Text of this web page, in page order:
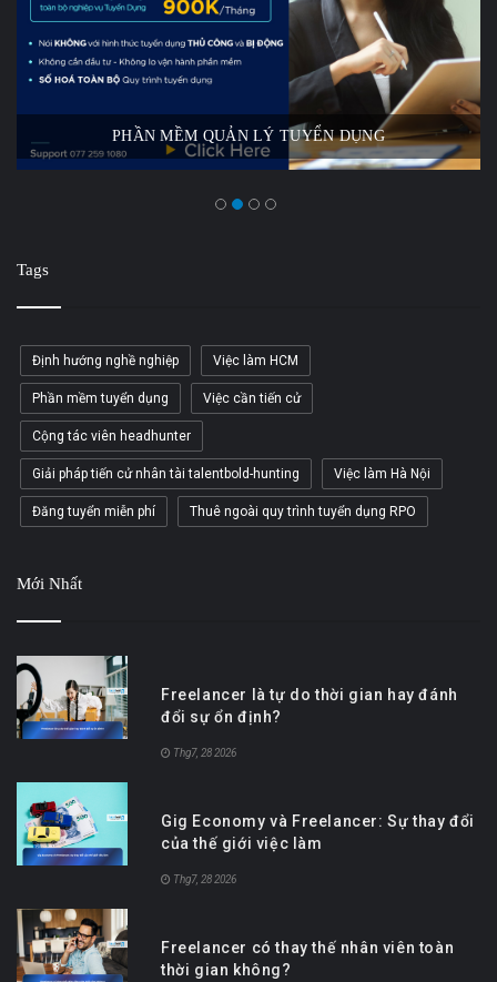
PHẦN MỀM QUẢN LÝ TUYỂN DỤNG
Tags
Định hướng nghề nghiệp Việc làm HCM
Phần mềm tuyển dụng Việc cần tiến cử
Cộng tác viên headhunter
Giải pháp tiến cử nhân tài talentbold-hunting Việc làm Hà Nội
Đăng tuyển miễn phí Thuê ngoài quy trình tuyển dụng RPO
Mới Nhất
Freelancer là tự do thời gian hay đánh
đổi sự ổn định?
Thg7, 28 2026
Gig Economy và Freelancer: Sự thay đổi
của thế giới việc làm
Thg7, 28 2026
Freelancer có thay thế nhân viên toàn
thời gian không?